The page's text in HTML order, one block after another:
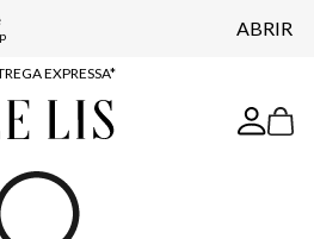
ABRIR
E RETIRE EM LOJA*
EXPRESSA*
FRETE GRÁTIS*
PRIMEIRA COMPRA*